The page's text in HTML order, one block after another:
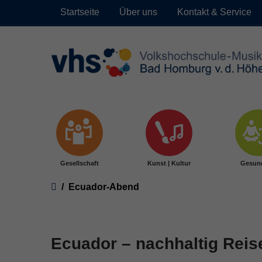
Startseite Über uns Kontakt & Service
Gesellschaft Kunst | Kultur
Ecuador-Abend
Ecuador – nachhaltig